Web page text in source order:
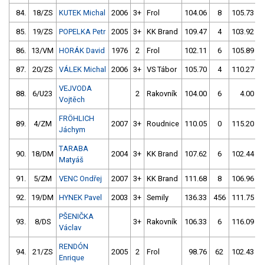
84. 18/ZS KUTEK Michal 2006 3+ Frol 104.06 8 105.73
85. 19/ZS POPELKA Petr 2005 3+ KK Brand 109.47 4 103.92
86. 13/VM HORÁK David 1976 2 Frol 102.11 6 105.89
87. 20/ZS VÁLEK Michal 2006 3+ VS Tábor 105.70 4 110.27
88. 6/U23
VEJVODA
Vojtěch
2 Rakovník 104.00 6 4.00
89. 4/ZM
FRÖHLICH
Jáchym
2007 3+ Roudnice 110.05 0 115.20
90. 18/DM
TARABA
Matyáš
2004 3+ KK Brand 107.62 6 102.44
91. 5/ZM VENC Ondřej 2007 3+ KK Brand 111.68 8 106.96
92. 19/DM HYNEK Pavel 2003 3+ Semily 136.33 456 111.75
93. 8/DS
PŠENIČKA
Václav
3+ Rakovník 106.33 6 116.09
94. 21/ZS
RENDÓN
Enrique
2005 2 Frol 98.76 62 102.43